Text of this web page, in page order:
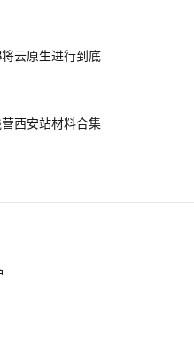
云原生进行到底
西安站材料合集